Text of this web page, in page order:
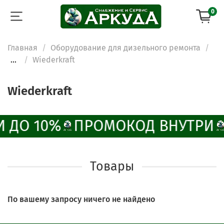
0
Главная
Оборудование для дизельного ремонта
...
Wiederkraft
Wiederkraft
ДО 10% ПРОМОКОД ВНУТРИ
Товары
По вашему запросу ничего не найдено
ChatApp
Свяжитесь с нами через любой удобный
мессенджер!
Электронная почта